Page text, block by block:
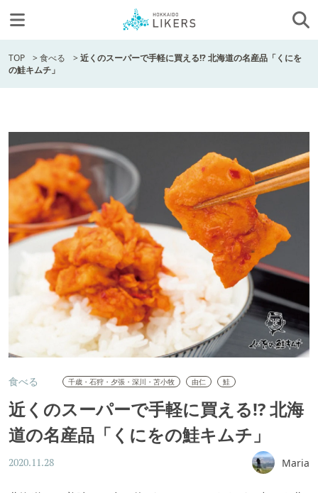
TOP >食べる >近くのスーパーで手軽に買える!? 北海道の名産品「くにを
の鮭キムチ」
食べる 千歳・石狩・夕張・深川・苫小牧 由仁 鮭
近くのスーパーで手軽に買える!? 北海
道の名産品「くにをの鮭キムチ」
2020.11.28 Maria